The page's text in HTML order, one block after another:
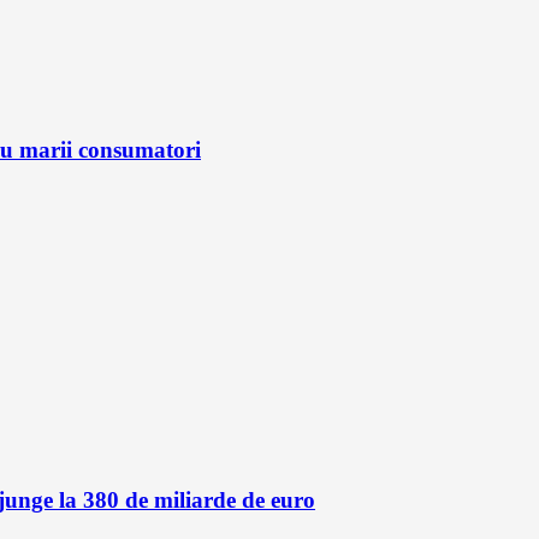
marii consumatori
la 380 de miliarde de euro